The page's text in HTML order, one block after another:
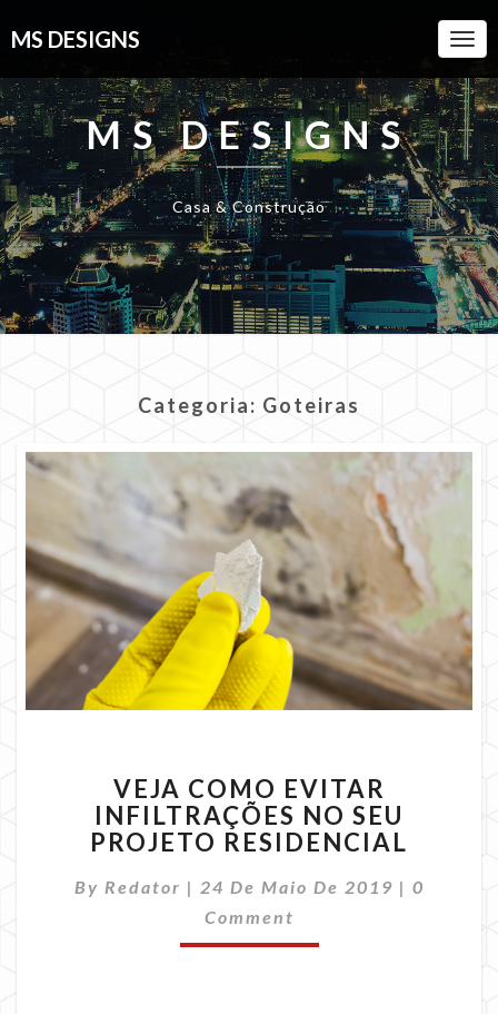
MS DESIGNS
MS DESIGNS
Casa & Construção
Categoria: Goteiras
COMO
EVITAR
INFILTRAÇÕES
SEU
PROJETO
VEJA COMO EVITAR
INFILTRAÇÕES NO SEU
PROJETO RESIDENCIAL
By Redator | 24 De Maio De 2019 | 0
Comment